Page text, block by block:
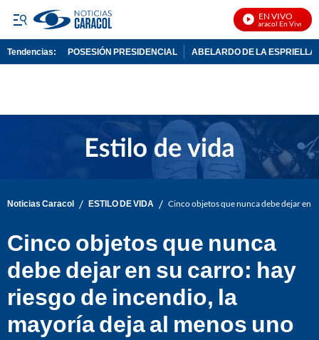
EN VIVO
Noticias Caracol En Vivo
Tendencias: POSESIÓN PRESIDENCIAL ABELARDO DE LA ESPRIELLA
Noticias Caracol / ESTILO DE VIDA / Cinco objetos que nunca debe dejar en
Cinco objetos que nunca
debe dejar en su carro: hay
riesgo de incendio, la
mayoría deja al menos uno